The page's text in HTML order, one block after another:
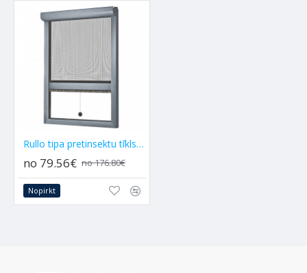
Rullo tipa pretinsektu tīkls - mokītu tīkls MZH
no 79.56€ no 176.80€
Nopirkt